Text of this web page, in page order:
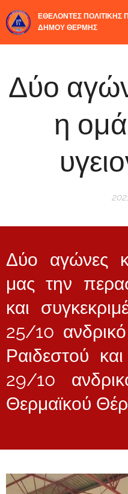
ΕΘΕΛΟΝΤΕΣ ΠΟΛΙΤΙΚΗΣ
ΔΗΜΟΥ ΘΕΡΜΗΣ
Δύο
η
Δύο αγώνες
μας την
και
25/10
Ραιδεστού
29/10
Θερμαϊκού